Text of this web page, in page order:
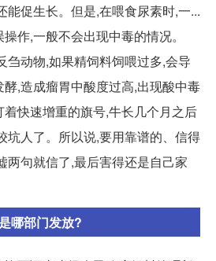
能促生长。但是,在喂食尿素时,一...
作,一般不会出现中毒的情况。
刍动物,如果精饲料饲喂过多,会导
,造成瘤胃中酸度过高,出现酸中毒
快速增重的旗号,牛长几个月之后
坑人了。所以说,要用靠谱的、信得
两句就信了,最后害得还是自己家
哪部门发放?